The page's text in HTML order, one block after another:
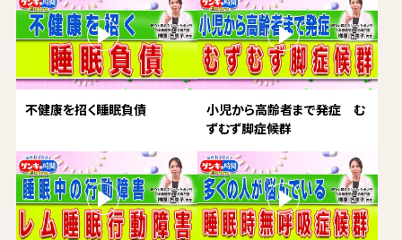
不健康を招く睡眠負債
小児から高齢者まで発症 む
ずむず脚症候群